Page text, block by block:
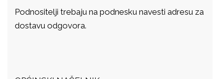
Podnositelji trebaju na podnesku navesti adresu za
dostavu odgovora.